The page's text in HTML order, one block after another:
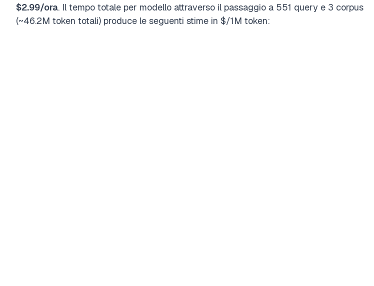
$2.99/ora. Il tempo totale per modello attraverso il passaggio a 551 query e 3 corpus
(~46.2M token totali) produce le seguenti stime in $/1M token: